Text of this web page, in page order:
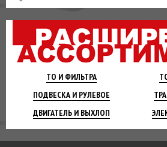
ТО И ФИЛЬТРА
ПОДВЕСКА И РУЛЕВОЕ
ДВИГАТЕЛЬ И ВЫХЛОП